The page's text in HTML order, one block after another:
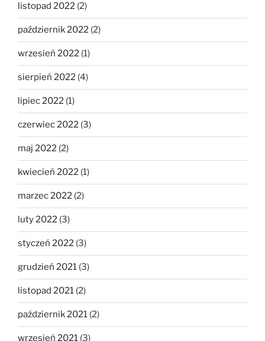
listopad 2022 (2)
październik 2022 (2)
wrzesień 2022 (1)
sierpień 2022 (4)
lipiec 2022 (1)
czerwiec 2022 (3)
maj 2022 (2)
kwiecień 2022 (1)
marzec 2022 (2)
luty 2022 (3)
styczeń 2022 (3)
grudzień 2021 (3)
listopad 2021 (2)
październik 2021 (2)
wrzesień 2021 (3)